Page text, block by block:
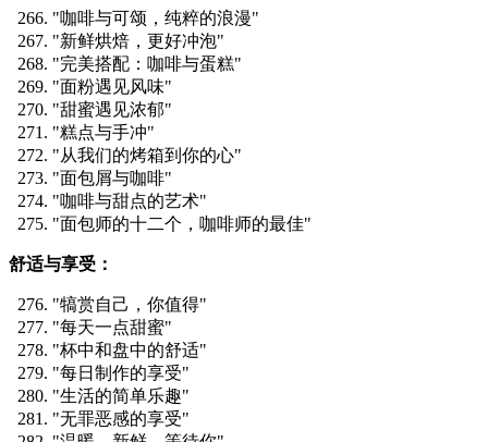
"咖啡与可颂，纯粹的浪漫"
"新鲜烘焙，更好冲泡"
"完美搭配：咖啡与蛋糕"
"面粉遇见风味"
"甜蜜遇见浓郁"
"糕点与手冲"
"从我们的烤箱到你的心"
"面包屑与咖啡"
"咖啡与甜点的艺术"
"面包师的十二个，咖啡师的最佳"
舒适与享受：
"犒赏自己，你值得"
"每天一点甜蜜"
"杯中和盘中的舒适"
"每日制作的享受"
"生活的简单乐趣"
"无罪恶感的享受"